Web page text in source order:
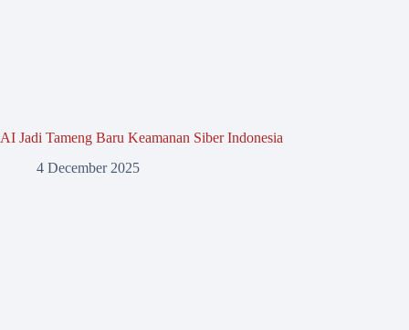
AI Jadi Tameng Baru Keamanan Siber Indonesia
4 December 2025